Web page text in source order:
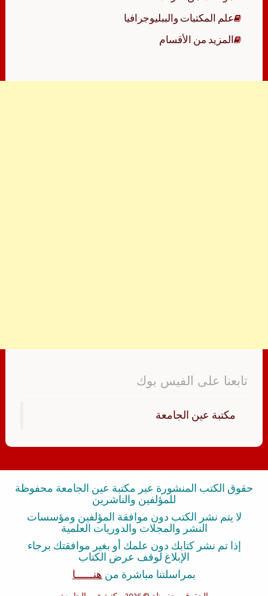
علم المكتبات والببليوجرافيا
المزيد من الأقسام
تابعنا على الفيس بوك
‏مكتبة عين الجامعة‏
حقوق الكتب المنشورة عبر مكتبة عين الجامعة محفوظة
للمؤلفين والناشرين
لا يتم نشر الكتب دون موافقة المؤلفين ومؤسسات
النشر والمجلات والدوريات العلمية
إذا تم نشر كتابك دون علمك أو بغير موافقتك برجاء
الإبلاغ لوقف عرض الكتاب
بمراسلتنا مباشرة من هنــــــا